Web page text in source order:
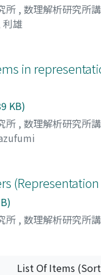
所 , 数理解析研究所
利雄
in
KB)
所 , 数理解析研究所
所 , 数理解析研究所
List Of Items